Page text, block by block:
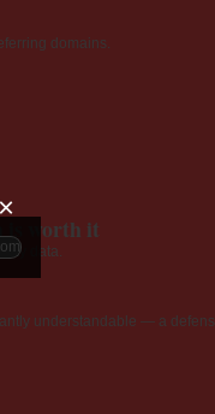
domains.
×
is worth it
data.
understandable — a